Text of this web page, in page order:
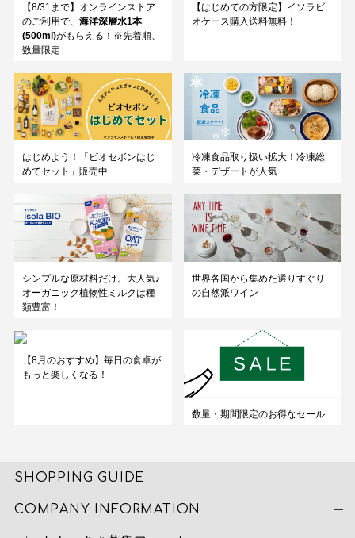
【8/31まで】オンラインストア
のご利用で、 海洋深層水1本
(500ml)がもらえる！※先着順、
数量限定
【はじめての方限定】イソラビ
オケース購入送料無料！
はじめよう！「ビオセボンはじ
めてセット」販売中
冷凍食品取り扱い拡大！冷凍総
菜・デザートが人気
シンプルな原材料だけ。大人気♪
オーガニック植物性ミルクは種
類豊富！
世界各国から集めた選りすぐり
の自然派ワイン
【8月のおすすめ】毎日の食卓が
もっと楽しくなる！
数量・期間限定のお得なセール
SHOPPING GUIDE
COMPANY INFORMATION